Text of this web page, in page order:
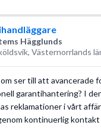
Hägglunds
Västernorrlands
ser till att avancerade
garantihantering? I
reklamationer i vårt
kontinuerlig